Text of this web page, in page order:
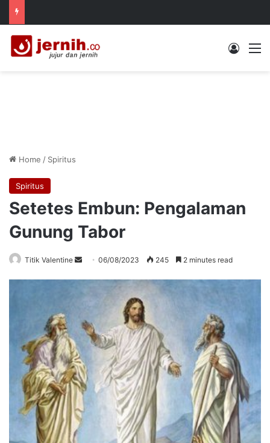
Log In
Home / Spiritus
Spiritus
Setetes Embun: Pengalaman
Gunung Tabor
Titik Valentine
Send06/08/2023 245 2 minutes read